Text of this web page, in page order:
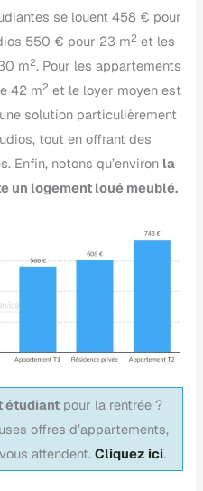
se louent 458 € pour
550 € pour 23 m2 et les
m2. Pour les appartements
42 m2 et le loyer moyen est
solution particulièrement
tout en offrant des
Enfin, notons qu’environ la
un logement loué meublé.
étudiant pour la rentrée ?
offres d’appartements,
attendent.Cliquez ici.